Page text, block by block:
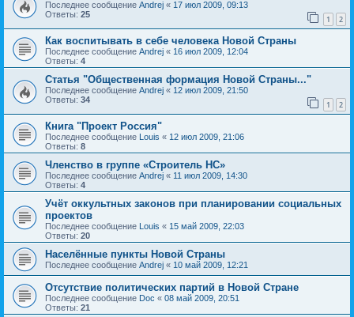
Последнее сообщение Andrej « 17 июл 2009, 09:13
Ответы: 25 1 2
Как воспитывать в себе человека Новой Страны
Последнее сообщение Andrej « 16 июл 2009, 12:04
Ответы: 4
Статья "Общественная формация Новой Страны..."
Последнее сообщение Andrej « 12 июл 2009, 21:50
Ответы: 34 1 2
Книга "Проект Россия"
Последнее сообщение Louis « 12 июл 2009, 21:06
Ответы: 8
Членство в группе «Строитель НС»
Последнее сообщение Andrej « 11 июл 2009, 14:30
Ответы: 4
Учёт оккультных законов при планировании социальных
проектов
Последнее сообщение Louis « 15 май 2009, 22:03
Ответы: 20
Населённые пункты Новой Страны
Последнее сообщение Andrej « 10 май 2009, 12:21
Отсутствие политических партий в Новой Стране
Последнее сообщение Doc « 08 май 2009, 20:51
Ответы: 21